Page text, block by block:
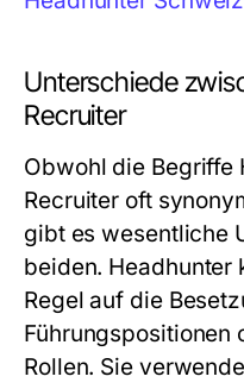
Unterschiede
Recruiter
Obwohl die Begriffe
Recruiter oft
gibt es wesentliche
beiden. Headhunter
Regel auf die
Führungspositionen
Rollen. Sie